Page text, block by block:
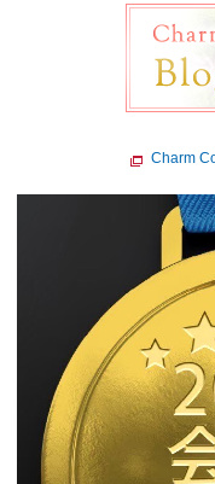
Charm